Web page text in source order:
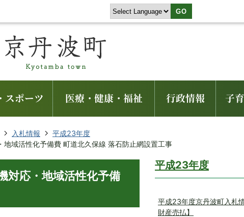
GO
スポーツ 医療・健康・福祉 行政情報 子
入札情報
平成23年度
域活性化予備費 町道北久保線 落石防止網設置工事
対応・地域活性化予備
平成23年度
平成23年度京丹波町入札
財産売払】